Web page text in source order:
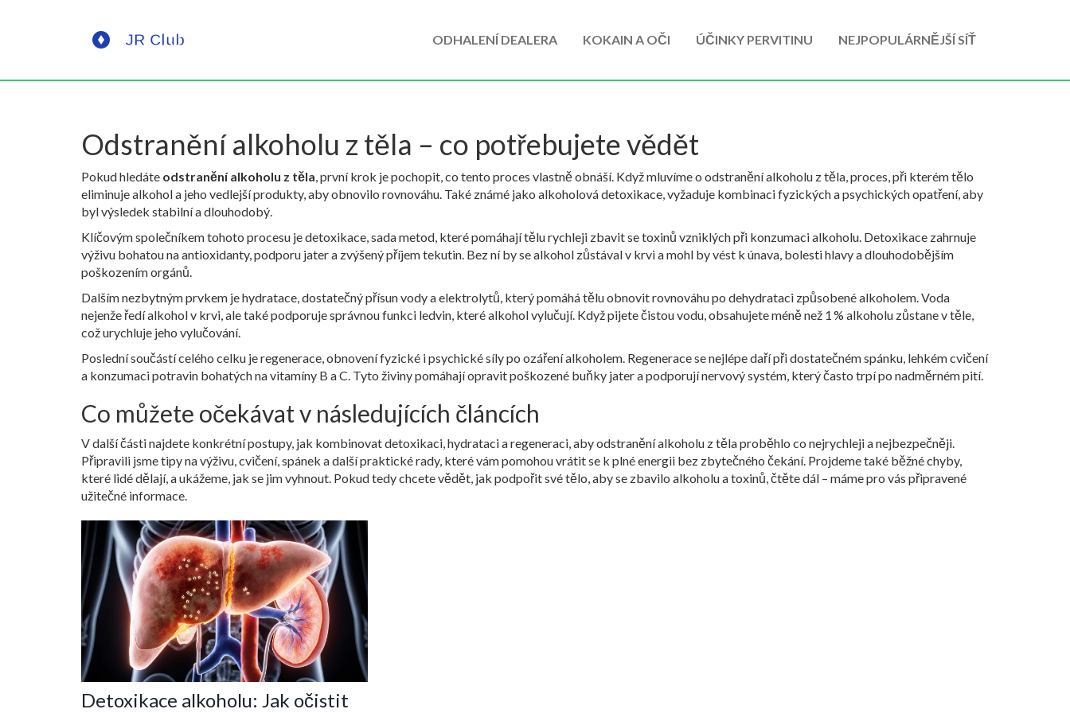
ODHALENÍ DEALERA KOKAIN A OČI ÚČINKY PERVITINU NEJPOPULÁRNĚJŠÍ SÍŤ
Odstranění alkoholu z těla – co potřebujete vědět
Pokud hledáte odstranění alkoholu z těla, první krok je pochopit, co tento proces vlastně obnáší. Když mluvíme o odstranění alkoholu z těla,proces, při kterém tělo
eliminuje alkohol a jeho vedlejší produkty, aby obnovilo rovnováhu. Také známé jako alkoholová detoxikace, vyžaduje kombinaci fyzických a psychických opatření, aby
byl výsledek stabilní a dlouhodobý.
Klíčovým společníkem tohoto procesu jedetoxikace,sada metod, které pomáhají tělu rychleji zbavit se toxinů vzniklých při konzumaci alkoholu. Detoxikace zahrnuje
výživu bohatou na antioxidanty, podporu jater a zvýšený příjem tekutin. Bez ní by se alkohol zůstával v krvi a mohl by vést k únava, bolesti hlavy a dlouhodobějším
poškozením orgánů.
Dalším nezbytným prvkem jehydratace,dostatečný přísun vody a elektrolytů, který pomáhá tělu obnovit rovnováhu po dehydrataci způsobené alkoholem. Voda
nejenže ředí alkohol v krvi, ale také podporuje správnou funkci ledvin, které alkohol vylučují. Když pijete čistou vodu, obsahujete méně než 1 % alkoholu zůstane v těle,
což urychluje jeho vylučování.
Poslední součástí celého celku jeregenerace,obnovení fyzické i psychické síly po ozáření alkoholem. Regenerace se nejlépe daří při dostatečném spánku, lehkém cvičení
a konzumaci potravin bohatých na vitamíny B a C. Tyto živiny pomáhají opravit poškozené buňky jater a podporují nervový systém, který často trpí po nadměrném pití.
Co můžete očekávat v následujících článcích
V další části najdete konkrétní postupy, jak kombinovat detoxikaci, hydrataci a regeneraci, abyodstranění alkoholu z tělaproběhlo co nejrychleji a nejbezpečněji.
Připravili jsme tipy na výživu, cvičení, spánek a další praktické rady, které vám pomohou vrátit se k plné energii bez zbytečného čekání. Projdeme také běžné chyby,
které lidé dělají, a ukážeme, jak se jim vyhnout. Pokud tedy chcete vědět, jak podpořit své tělo, aby se zbavilo alkoholu a toxinů, čtěte dál – máme pro vás připravené
užitečné informace.
Detoxikace alkoholu: Jak očistit